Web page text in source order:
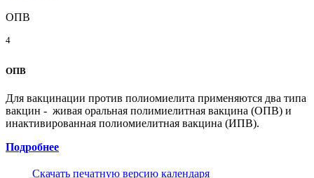
ОПВ
4
ОПВ
Для вакцинации против полиомиелита применяются два типа
вакцин - живая оральная полимиелитная вакцина (ОПВ) и
инактивированная полиомиелитная вакцина (ИПВ).
Подробнее
Скачать печатную версию календаря